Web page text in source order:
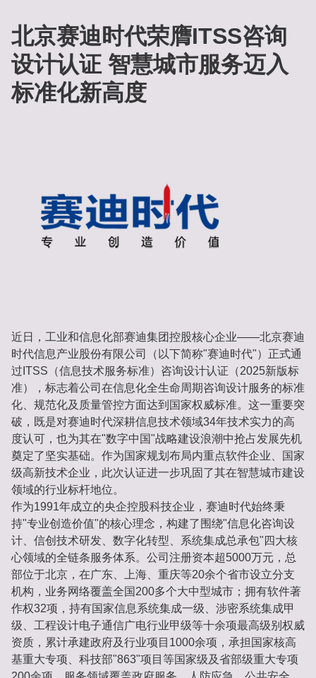
北京赛迪时代荣膺ITSS咨询
设计认证 智慧城市服务迈入
标准化新高度
近日，工业和信息化部赛迪集团控股核心企业——北京赛迪
时代信息产业股份有限公司（以下简称"赛迪时代"）正式通
过ITSS（信息技术服务标准）咨询设计认证（2025新版标
准），标志着公司在信息化全生命周期咨询设计服务的标准
化、规范化及质量管控方面达到国家权威标准。这一重要突
破，既是对赛迪时代深耕信息技术领域34年技术实力的高
度认可，也为其在"数字中国"战略建设浪潮中抢占发展先机
奠定了坚实基础。作为国家规划布局内重点软件企业、国家
级高新技术企业，此次认证进一步巩固了其在智慧城市建设
领域的行业标杆地位。
作为1991年成立的央企控股科技企业，赛迪时代始终秉
持"专业创造价值"的核心理念，构建了围绕"信息化咨询设
计、信创技术研发、数字化转型、系统集成总承包"四大核
心领域的全链条服务体系。公司注册资本超5000万元，总
部位于北京，在广东、上海、重庆等20余个省市设立分支
机构，业务网络覆盖全国200多个大中型城市；拥有软件著
作权32项，持有国家信息系统集成一级、涉密系统集成甲
级、工程设计电子通信广电行业甲级等十余项最高级别权威
资质，累计承建政府及行业项目1000余项，承担国家核高
基重大专项、科技部"863"项目等国家级及省部级重大专项